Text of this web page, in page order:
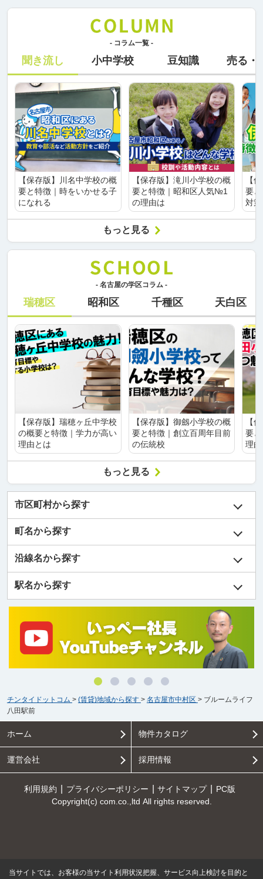
- コラム一覧 -
聞き流し 小中学校 豆知識 売る・
【保存版】川名中学校の概
要と特徴｜時をいかせる子
になれる
【保存版】滝川小学校の概
要と特徴｜昭和区人気№1
の理由は
【
要
対
もっと見る
- 名古屋の学区コラム -
瑞穂区 昭和区 千種区 天白区
【保存版】瑞穂ヶ丘中学校
の概要と特徴｜学力が高い
理由とは
【保存版】御劔小学校の概
要と特徴｜創立百周年目前
の伝統校
【
要
理
もっと見る
市区町村から探す
町名から探す
沿線名から探す
駅名から探す
チンタイドットコム > (賃貸)地域から探す > 名古屋市中村区 > ブルームライフ
八田駅前
ホーム 物件カタログ
運営会社 採用情報
利用規約 プライバシーポリシー サイトマップ
PC版
Copyright(c) com.co.,ltd All rights reserved.
当サイトでは、お客様の当サイト利用状況把握、サービス向上検討を目的と